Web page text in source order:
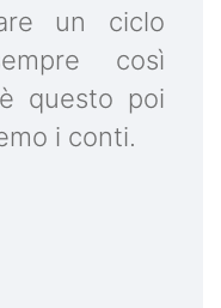
un ciclo
così
questo poi
i conti.